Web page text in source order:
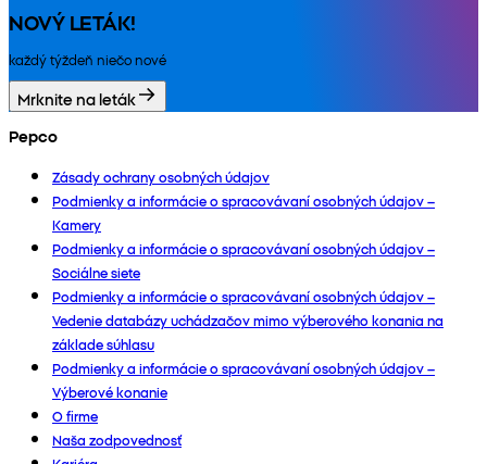
NOVÝ LETÁK!
každý týždeň niečo nové
Mrknite na leták
Pepco
Zásady ochrany osobných údajov
Podmienky a informácie o spracovávaní osobných údajov –
Kamery
Podmienky a informácie o spracovávaní osobných údajov –
Sociálne siete
Podmienky a informácie o spracovávaní osobných údajov –
Vedenie databázy uchádzačov mimo výberového konania na
základe súhlasu
Podmienky a informácie o spracovávaní osobných údajov –
Výberové konanie
O firme
Naša zodpovednosť